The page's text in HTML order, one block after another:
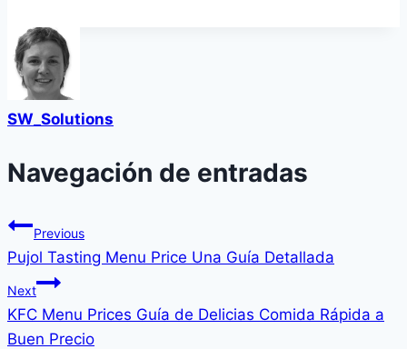
SW_Solutions
Navegación de entradas
Previous
Pujol Tasting Menu Price Una Guía Detallada
Next
KFC Menu Prices Guía de Delicias Comida Rápida a
Buen Precio